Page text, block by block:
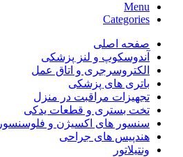
Menu
Categories
صفحه اصلی
آندوسکوپ و لنز پزشکی
الکتروسرجری و اتاق عمل
باتری های پزشکی
تجهیزات مراقبت در منزل
تخت بستری و قطعات یدکی
سنسور های اکسیژن و فلوسنسور
هندپیس های جراحی
ونتیلاتور